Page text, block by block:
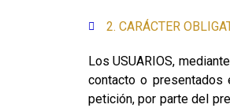
2. CARÁCTER
Los USUARIOS,
contacto o presentados
petición, por parte del